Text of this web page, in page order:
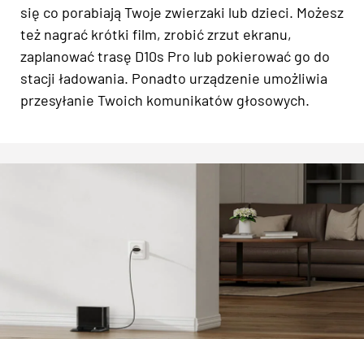
się co porabiają Twoje zwierzaki lub dzieci. Możesz
też nagrać krótki film, zrobić zrzut ekranu,
zaplanować trasę D10s Pro lub pokierować go do
stacji ładowania. Ponadto urządzenie umożliwia
przesyłanie Twoich komunikatów głosowych.